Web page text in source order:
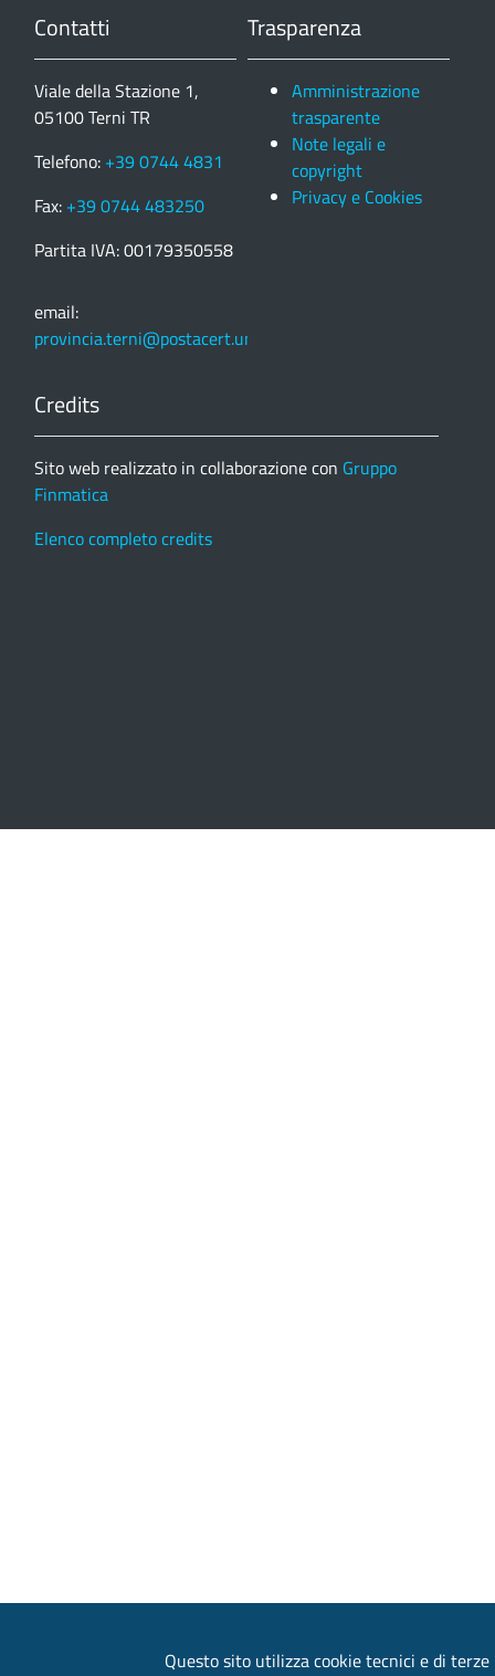
Contatti
Viale della Stazione 1,
05100 Terni TR
Telefono: +39 0744 4831
Fax: +39 0744 483250
Partita IVA: 00179350558
email:
provincia.terni@postacert.umbria.it
Trasparenza
Amministrazione
trasparente
Note legali e
copyright
Privacy e Cookies
Credits
Sito web realizzato in collaborazione con Gruppo
Finmatica
Elenco completo credits
Questo sito utilizza cookie tecnici e di